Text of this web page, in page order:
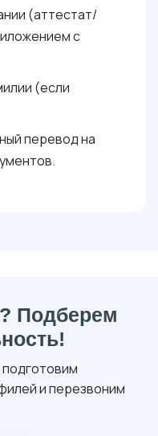
(аттестат/
с
(если
перевод на
Подберем
и перезвоним